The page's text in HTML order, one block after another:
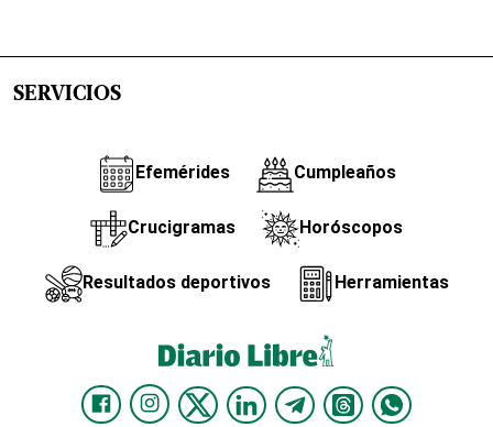
SERVICIOS
Efemérides Cumpleaños
Crucigramas Horóscopos
Resultados deportivos Herramientas